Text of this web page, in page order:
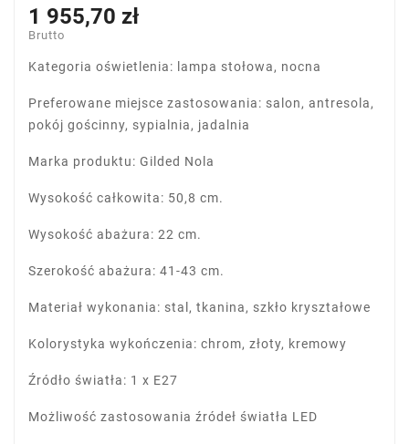
1 955,70 zł
Brutto
Kategoria oświetlenia: lampa stołowa, nocna
Preferowane miejsce zastosowania: salon, antresola,
pokój gościnny, sypialnia, jadalnia
Marka produktu: Gilded Nola
Wysokość całkowita: 50,8 cm.
Wysokość abażura: 22 cm.
Szerokość abażura: 41-43 cm.
Materiał wykonania: stal, tkanina, szkło kryształowe
Kolorystyka wykończenia: chrom, złoty, kremowy
Źródło światła: 1 x E27
Możliwość zastosowania źródeł światła LED